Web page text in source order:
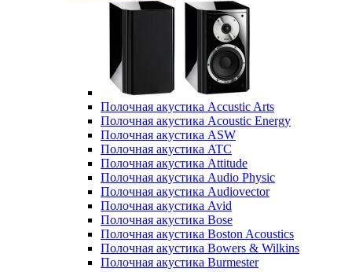
Полочная акустика Accustic Arts
Полочная акустика Acoustic Energy
Полочная акустика ASW
Полочная акустика ATC
Полочная акустика Attitude
Полочная акустика Audio Physic
Полочная акустика Audiovector
Полочная акустика Avid
Полочная акустика Bose
Полочная акустика Boston Acoustics
Полочная акустика Bowers & Wilkins
Полочная акустика Burmester